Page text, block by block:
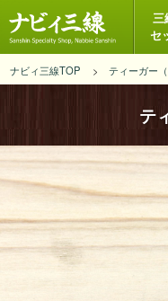
三
セ
ナビィ三線TOP ティーガー（
テ